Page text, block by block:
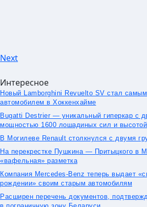
Next
Интересное
Новый Lamborghini Revuelto SV стал
автомобилем в Хоккенхайме
Bugatti Destrier — уникальный гиперкар с
мощностью 1600 лошадиных сил и
В Могилеве Renault столкнулся с двумя
На перекрестке Пушкина — Притыцкого в
«вафельная» разметка
Компания Mercedes-Benz теперь выдает
рождении» своим старым автомобилям
Расширен перечень документов,